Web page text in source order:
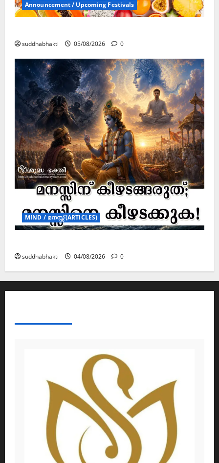
Announcement / Upcoming Festivals
suddhabhakti 05/08/2026 0
MIND / മനസ്സ് (ARTICLES)
suddhabhakti 04/08/2026 0